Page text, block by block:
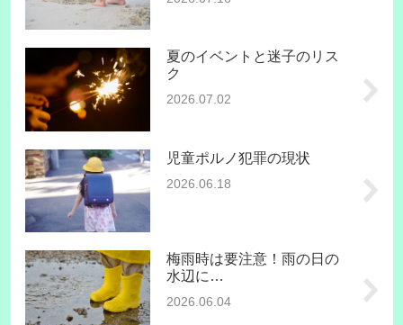
夏のイベントと迷子のリス
ク
2026.07.02
児童ポルノ犯罪の現状
2026.06.18
梅雨時は要注意！雨の日の
水辺に…
2026.06.04